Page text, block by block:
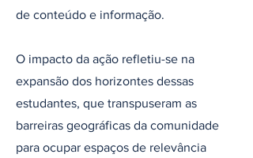
de conteúdo e informação.
O impacto da ação refletiu-se na
expansão dos horizontes dessas
estudantes, que transpuseram as
barreiras geográficas da comunidade
para ocupar espaços de relevância